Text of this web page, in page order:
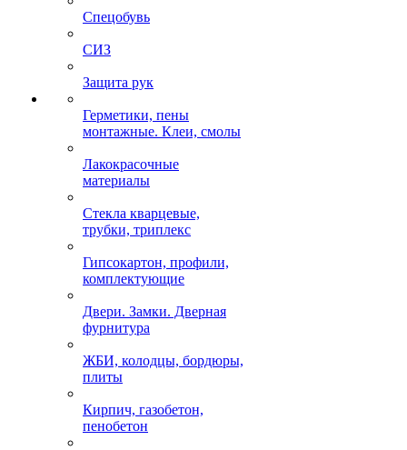
Спецобувь
СИЗ
Защита рук
Герметики, пены
монтажные. Клеи, смолы
Лакокрасочные
материалы
Стекла кварцевые,
трубки, триплекс
Гипсокартон, профили,
комплектующие
Двери. Замки. Дверная
фурнитура
ЖБИ, колодцы, бордюры,
плиты
Кирпич, газобетон,
пенобетон